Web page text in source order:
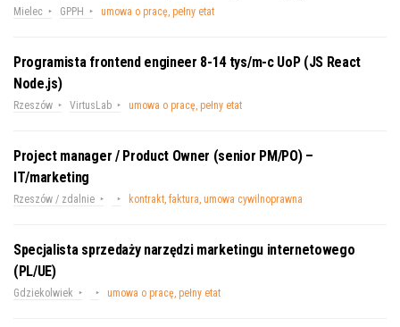
Mielec GPPH umowa o pracę, pełny etat
Programista frontend engineer 8-14 tys/m-c UoP (JS React
Node.js)
Rzeszów VirtusLab umowa o pracę, pełny etat
Project manager / Product Owner (senior PM/PO) –
IT/marketing
Rzeszów / zdalnie kontrakt, faktura, umowa cywilnoprawna
Specjalista sprzedaży narzędzi marketingu internetowego
(PL/UE)
Gdziekolwiek umowa o pracę, pełny etat